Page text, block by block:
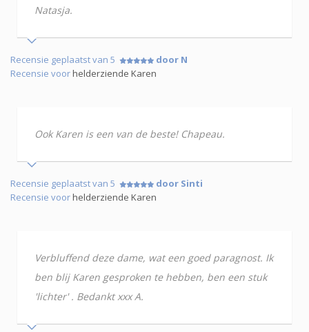
Natasja.
Recensie geplaatst van 5
door N
Recensie voorhelderziende Karen
Ook Karen is een van de beste! Chapeau.
Recensie geplaatst van 5
door Sinti
Recensie voorhelderziende Karen
Verbluffend deze dame, wat een goed paragnost. Ik
ben blij Karen gesproken te hebben, ben een stuk
'lichter' . Bedankt xxx A.